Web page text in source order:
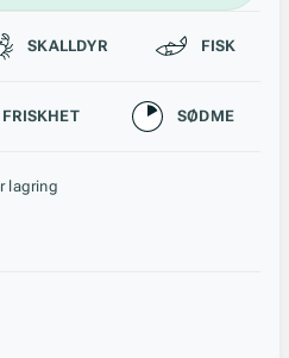
SKALLDYR FISK
FRISKHET SØDME
lagring